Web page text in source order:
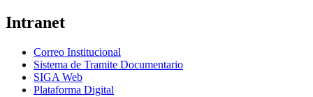
Intranet
Correo Institucional
Sistema de Tramite Documentario
SIGA Web
Plataforma Digital